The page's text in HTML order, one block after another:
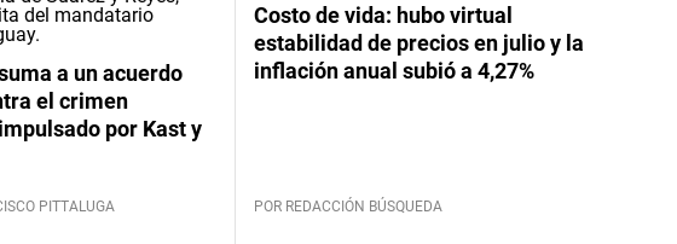
a un acuerdo
el crimen
por Kast y
PITTALUGA
Costo de vida: hubo virtual
estabilidad de precios en julio y la
inflación anual subió a 4,27%
POR REDACCIÓN BÚSQUEDA